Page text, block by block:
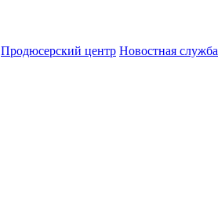
Продюсерский центр Новостная служба